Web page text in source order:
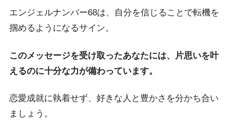
エンジェルナンバー68は、自分を信じることで転機を
掴めるようになるサイン。
このメッセージを受け取ったあなたには、片思いを叶
えるのに十分な力が備わっています。
恋愛成就に執着せず、好きな人と豊かさを分かち合い
ましょう。